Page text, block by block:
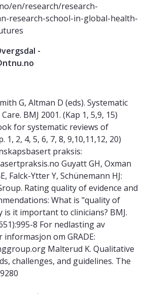
en/research/research-
research-school-in-global-health-
-
G, Altman D (eds). Systematic
BMJ 2001. (Kap 1, 5,9, 15)
for systematic reviews of
2, 4, 5, 6, 7, 8, 9,10,11,12, 20)
praksis:
Guyatt GH, Oxman
Falck-Ytter Y, Schünemann HJ:
Rating quality of evidence and
What is "quality of
is it important to clinicians? BMJ.
8 For nedlasting av
informasjon om GRADE:
Malterud K. Qualitative
challenges, and guidelines. The